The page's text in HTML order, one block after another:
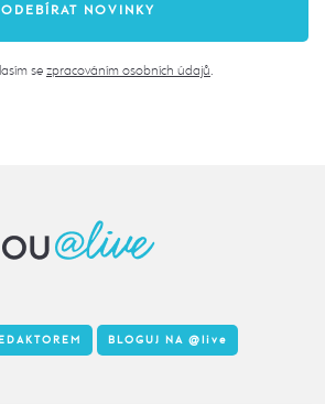
se zpracováním osobních údajů
BLOGUJ NA @live